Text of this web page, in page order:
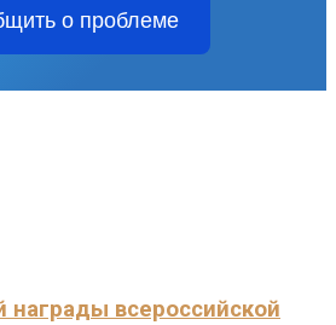
о проблеме
награды всероссийской